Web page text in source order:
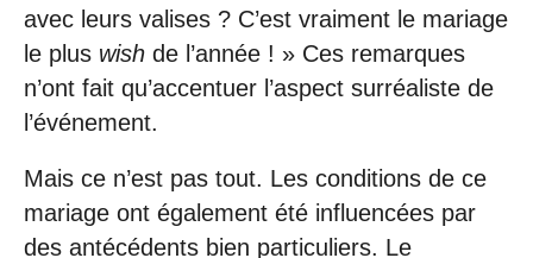
avec leurs valises ? C’est vraiment le mariage
le plus wish de l’année ! » Ces remarques
n’ont fait qu’accentuer l’aspect surréaliste de
l’événement.
Mais ce n’est pas tout. Les conditions de ce
mariage ont également été influencées par
des antécédents bien particuliers. Le